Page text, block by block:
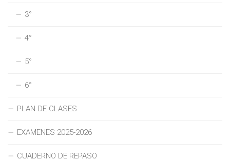
3°
4°
5°
6°
PLAN DE CLASES
EXAMENES 2025-2026
CUADERNO DE REPASO